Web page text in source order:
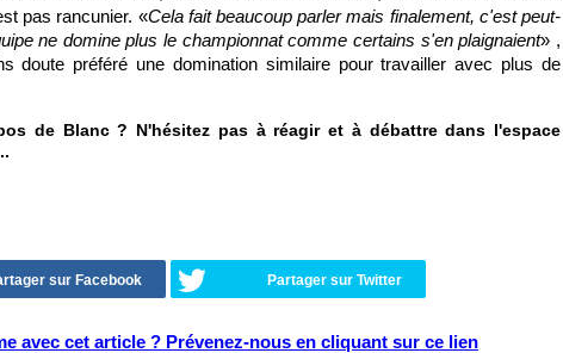
pas rancunier. «Cela fait beaucoup parler mais finalement, c'est peut-
ne domine plus le championnat comme certains s'en plaignaient» ,
doute préféré une domination similaire pour travailler avec plus de
de Blanc ? N'hésitez pas à réagir et à débattre dans l'espace
sur Facebook Partager sur Twitter
avec cet article ? Prévenez-nous en cliquant sur ce lien